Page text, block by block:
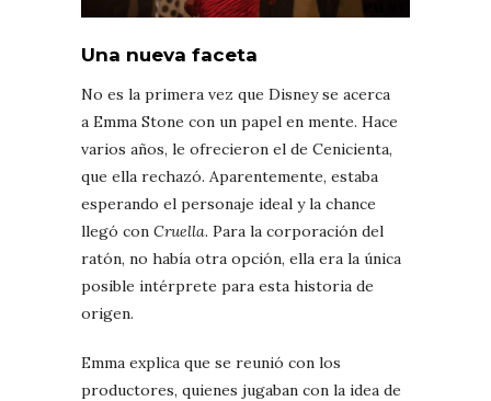
Una nueva faceta
No es la primera vez que Disney se acerca
a Emma Stone con un papel en mente. Hace
varios años, le ofrecieron el de Cenicienta,
que ella rechazó. Aparentemente, estaba
esperando el personaje ideal y la chance
llegó con Cruella. Para la corporación del
ratón, no había otra opción, ella era la única
posible intérprete para esta historia de
origen.
Emma explica que se reunió con los
productores, quienes jugaban con la idea de